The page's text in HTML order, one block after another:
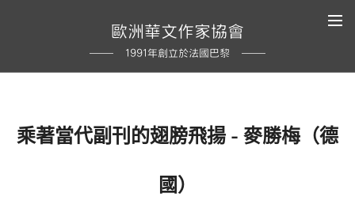
歐洲華文作家協會
1991年創立於法國巴黎
乘著當代副刊的翅膀飛揚 - 麥勝梅（德
國）